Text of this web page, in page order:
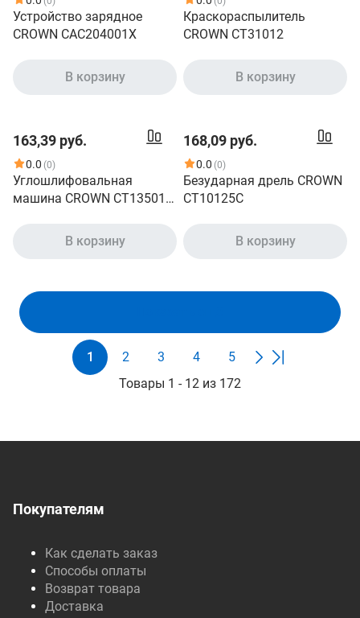
Устройство зарядное
CROWN CAC204001X
В корзину
Краскораспылитель
CROWN CT31012
В корзину
163,39 руб.
0.0 (0)
Углошлифовальная
машина CROWN CT13501-
В корзину
168,09 руб.
0.0 (0)
Безударная дрель CROWN
CT10125C
В корзину
1 2 3 4
5
Товары 1 - 12 из 172
Покупателям
Как сделать заказ
Способы оплаты
Возврат товара
Доставка